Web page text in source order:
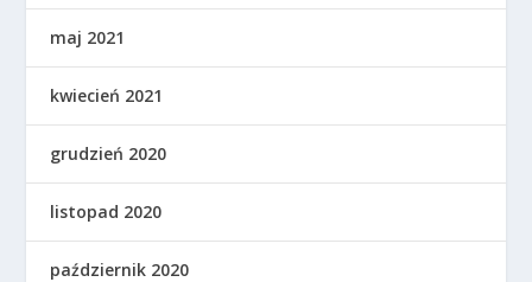
maj 2021
kwiecień 2021
grudzień 2020
listopad 2020
październik 2020